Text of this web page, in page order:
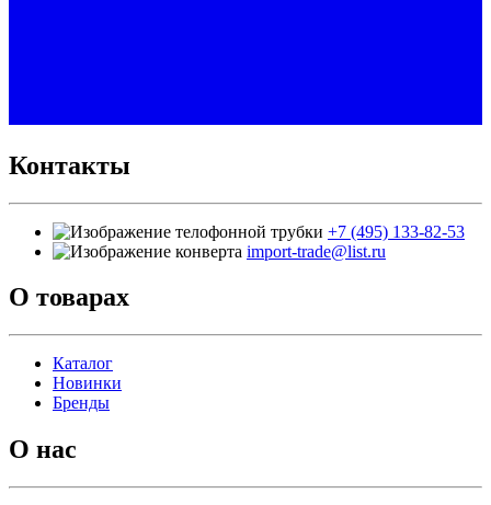
Контакты
+7 (495) 133-82-53
import-trade@list.ru
О товарах
Каталог
Новинки
Бренды
О нас